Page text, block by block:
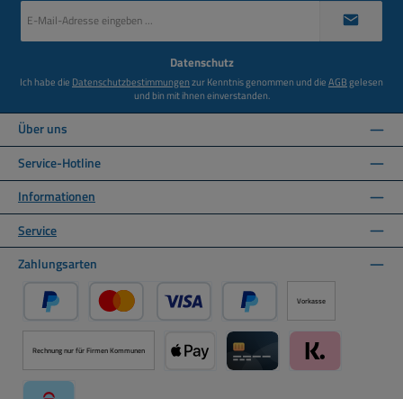
Mail-
Datenschutz
Ich habe die Datenschutzbestimmungenzur Kenntnis genommen und dieAGBgelesen
und bin mit ihnen einverstanden.
Über uns
Service-Hotline
Informationen
Service
Zahlungsarten
PayPal Kredit- oder Debitkarte über PayPal
Später Bezahlen über PayPal
Vorkasse
Rechnung nur für Firmen Kommunen